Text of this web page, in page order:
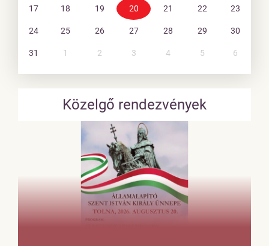
17 18 19 20 21 22 23
24 25 26 27 28 29 30
31 1 2 3 4 5 6
Közelgő rendezvények